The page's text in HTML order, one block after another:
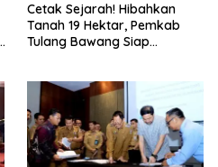
Cetak Sejarah! Hibahkan
Tanah 19 Hektar, Pemkab
Tulang Bawang Siap
Lampung